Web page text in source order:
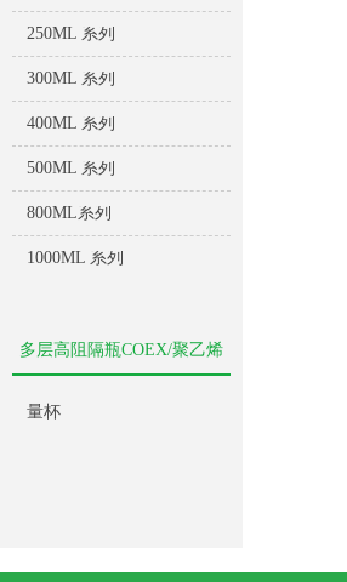
250ML 系列
300ML 系列
400ML 系列
500ML 系列
800ML系列
1000ML 系列
多层高阻隔瓶COEX/聚乙烯
量杯